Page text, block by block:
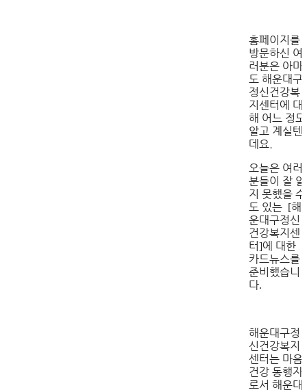
홈페이지를
방문하신 여
러분은 아마
도 해운대구
정신건강복
지센터에 대
해 어느 정도
알고 계실텐
데요.
오늘은 여러
분들이 잘 알
지 못했을 수
도 있는 [해
운대구정신
건강복지센
터]에 대한
카드뉴스를
준비했습니
다.
해운대구정
신건강복지
센터는 마음
건강 동행자
로서 해운대